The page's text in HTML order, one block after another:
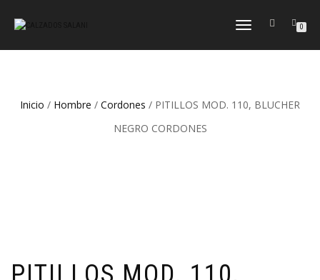
CAMBIAR
0
Inicio / Hombre / Cordones / PITILLOS MOD. 110, BLUCHER
NEGRO CORDONES